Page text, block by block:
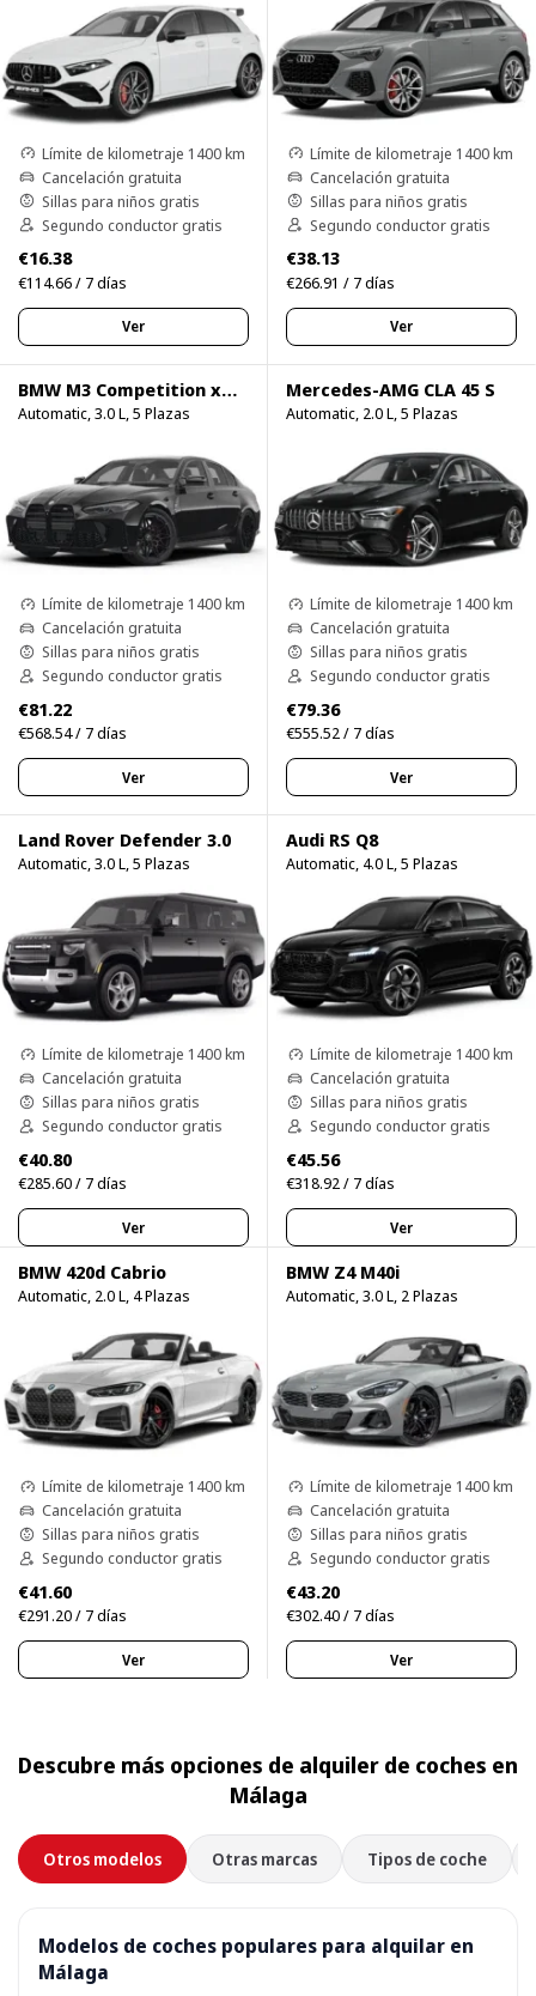
Límite de kilometraje 1400 km
Cancelación gratuita
Sillas para niños gratis
Segundo conductor gratis
€16.38
€114.66 / 7 días
Ver
Límite de kilometraje 1400 km
Cancelación gratuita
Sillas para niños gratis
Segundo conductor gratis
€38.13
€266.91 / 7 días
Ver
BMW M3 Competition xDrive
Automatic, 3.0 L, 5 Plazas
Límite de kilometraje 1400 km
Cancelación gratuita
Sillas para niños gratis
Segundo conductor gratis
€81.22
€568.54 / 7 días
Ver
Mercedes-AMG CLA 45 S
Automatic, 2.0 L, 5 Plazas
Límite de kilometraje 1400 km
Cancelación gratuita
Sillas para niños gratis
Segundo conductor gratis
€79.36
€555.52 / 7 días
Ver
Land Rover Defender 3.0
Automatic, 3.0 L, 5 Plazas
Límite de kilometraje 1400 km
Cancelación gratuita
Sillas para niños gratis
Segundo conductor gratis
€40.80
€285.60 / 7 días
Ver
Audi RS Q8
Automatic, 4.0 L, 5 Plazas
Límite de kilometraje 1400 km
Cancelación gratuita
Sillas para niños gratis
Segundo conductor gratis
€45.56
€318.92 / 7 días
Ver
BMW 420d Cabrio
Automatic, 2.0 L, 4 Plazas
Límite de kilometraje 1400 km
Cancelación gratuita
Sillas para niños gratis
Segundo conductor gratis
€41.60
€291.20 / 7 días
Ver
BMW Z4 M40i
Automatic, 3.0 L, 2 Plazas
Límite de kilometraje 1400 km
Cancelación gratuita
Sillas para niños gratis
Segundo conductor gratis
€43.20
€302.40 / 7 días
Ver
Descubre más opciones de alquiler de coches en
Málaga
Otros modelos Otras marcas Tipos de coche
Modelos de coches populares para alquilar en
Málaga